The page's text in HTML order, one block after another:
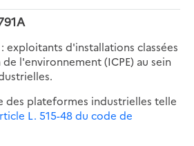
: exploitants d'installations classées
l'environnement (ICPE) au sein
des plateformes industrielles telle
L. 515-48 du code de